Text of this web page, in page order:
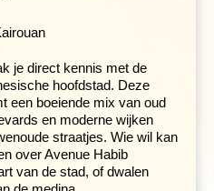
je direct kennis met de
hoofdstad. Deze
een boeiende mix van oud
en moderne wijken
straatjes. Wie wil kan
over Avenue Habib
van de stad, of dwalen